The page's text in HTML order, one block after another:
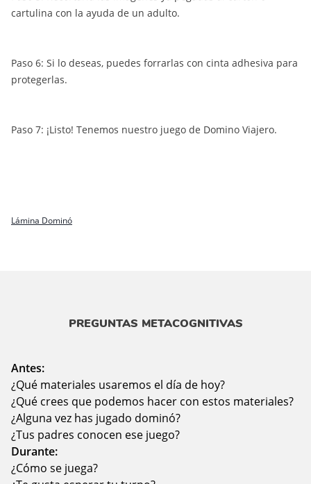
cartulina con la ayuda de un adulto.
Paso 6: Si lo deseas, puedes forrarlas con cinta adhesiva para
protegerlas.
Paso 7: ¡Listo! Tenemos nuestro juego de Domino Viajero.
Lámina Dominó
PREGUNTAS METACOGNITIVAS
Antes:
¿Qué materiales usaremos el día de hoy?
¿Qué crees que podemos hacer con estos materiales?
¿Alguna vez has jugado dominó?
¿Tus padres conocen ese juego?
Durante:
¿Cómo se juega?